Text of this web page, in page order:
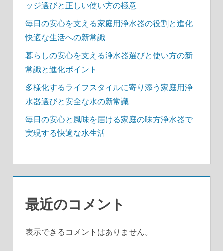
ッジ選びと正しい使い方の極意
毎日の安心を支える家庭用浄水器の役割と進化
快適な生活への新常識
暮らしの安心を支える浄水器選びと使い方の新
常識と進化ポイント
多様化するライフスタイルに寄り添う家庭用浄
水器選びと安全な水の新常識
毎日の安心と風味を届ける家庭の味方浄水器で
実現する快適な水生活
最近のコメント
表示できるコメントはありません。